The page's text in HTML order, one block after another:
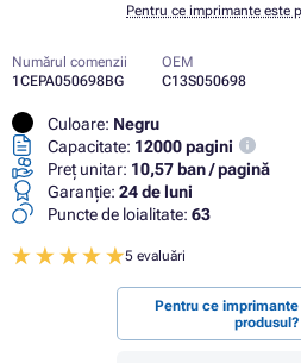
Pentru ce imprimante este
Numărul comenzii
1CEPA050698BG
OEM
C13S050698
Culoare: Negru
Capacitate: 12000 pagini
Preț unitar: 10,57 ban / pagină
Garanţie: 24 de luni
Puncte de loialitate: 63
5 evaluări
Pentru ce
produsul?